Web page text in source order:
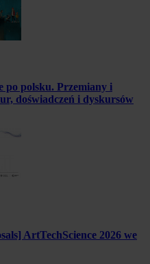
po polsku. Przemiany i
doświadczeń i dyskursów
ArtTechScience 2026 we